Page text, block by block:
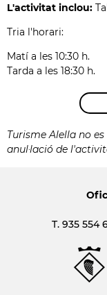
L'activitat inclou:
Tria l'horari:
Matí a les 10:30 h.
Tarda a les 18:30 h.
Turisme Alella no
anul·lació de
T. 935 554